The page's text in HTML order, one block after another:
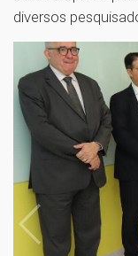
diversos